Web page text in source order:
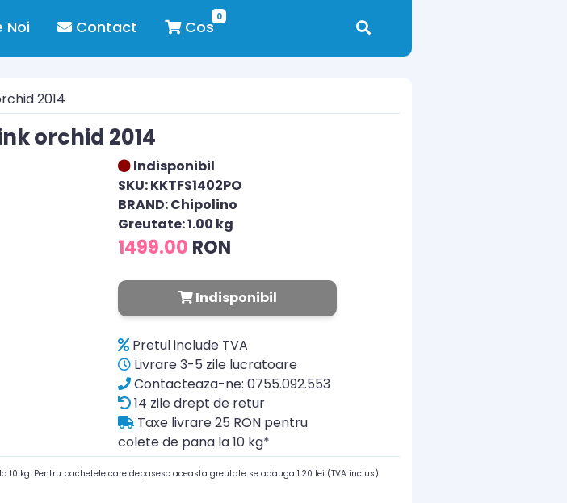
Noi Contact
0
Cos
2014
orchid 2014
Indisponibil
SKU: KKTFS1402PO
BRAND: Chipolino
Greutate: 1.00 kg
1499.00 RON
Indisponibil
Pretul include TVA
Livrare 3-5 zile lucratoare
Contacteaza-ne: 0755.092.553
14 zile drept de retur
Taxe livrare 25 RON pentru
colete de pana la 10 kg*
kg. Pentru pachetele care depasesc aceasta greutate se adauga 1.20 lei (TVA inclus)